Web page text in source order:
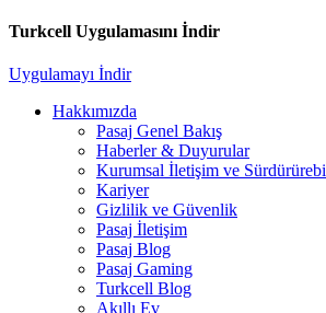
Turkcell Uygulamasını İndir
Uygulamayı İndir
Hakkımızda
Pasaj Genel Bakış
Haberler & Duyurular
Kurumsal İletişim ve
Kariyer
Gizlilik ve Güvenlik
Pasaj İletişim
Pasaj Blog
Pasaj Gaming
Turkcell Blog
Akıllı Ev